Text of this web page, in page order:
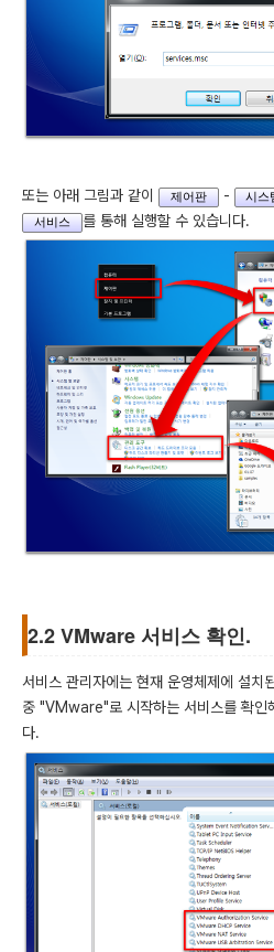
또는 아래 그림과 같이 제어판 - 시
서비스 를 통해 실행할 수 있습니다.
2.2 VMware 서비스 확인.
서비스 관리자에는 현재 운영체제에 설치
중 "VMware"로 시작하는 서비스를 확인
다.